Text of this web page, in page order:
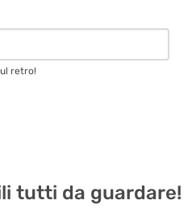
retro!
tutti da guardare!